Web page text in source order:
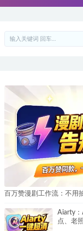
百万赞漫剧工作流：不用
Aiarty
点、老